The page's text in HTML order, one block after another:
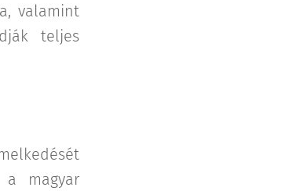
valamint
teljes
a magyar